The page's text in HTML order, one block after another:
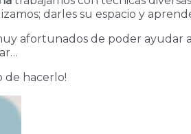
darles su espacio y
afortunados de poder ayudar
de hacerlo!